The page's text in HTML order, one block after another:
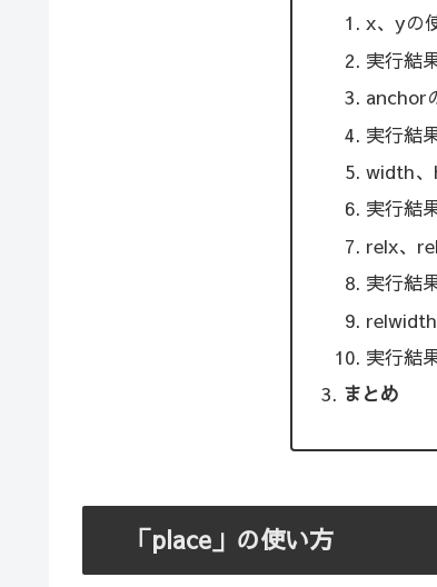
x、yの
実行結
anchor
実行結
width
実行結
relx、
実行結
実行結
まとめ
「place」の使い方